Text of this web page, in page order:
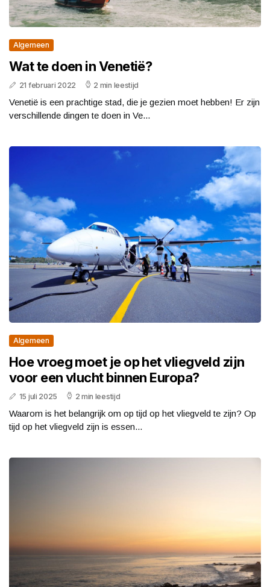
Algemeen
Wat te doen in Venetië?
21 februari 2022 2 min leestijd
Venetië is een prachtige stad, die je gezien moet hebben! Er zijn
verschillende dingen te doen in Ve...
Algemeen
Hoe vroeg moet je op het vliegveld zijn
voor een vlucht binnen Europa?
15 juli 2025 2 min leestijd
Waarom is het belangrijk om op tijd op het vliegveld te zijn? Op
tijd op het vliegveld zijn is essen...